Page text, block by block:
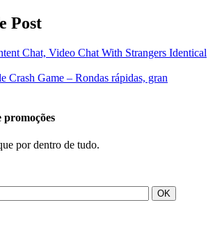
Post
Chat, Video Chat With Strangers Identical
Crash Game – Rondas rápidas, gran
promoções
por dentro de tudo.